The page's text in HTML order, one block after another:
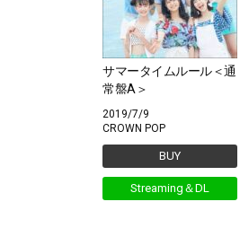
サマータイムルール＜通
常盤A＞
2019/7/9
CROWN POP
BUY
Streaming＆DL